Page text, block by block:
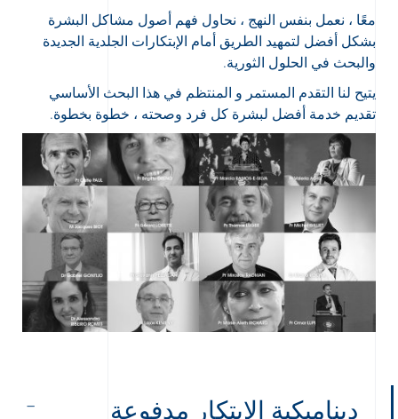
معًا ، نعمل بنفس النهج ، نحاول فهم أصول مشاكل البشرة
بشكل أفضل لتمهيد الطريق أمام الإبتكارات الجلدية الجديدة
والبحث في الحلول الثورية.
يتيح لنا التقدم المستمر و المنتظم في هذا البحث الأساسي
تقديم خدمة أفضل لبشرة كل فرد وصحته ، خطوة بخطوة.
ديناميكية الإبتكار مدفوعة